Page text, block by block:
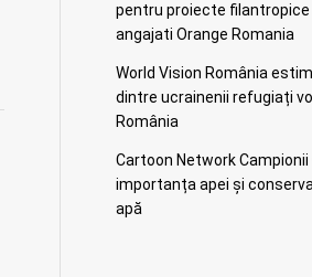
pentru proiecte
angajati Orange Romania
World Vision România
dintre ucrainenii refugiați
România
Cartoon Network
importanța apei și
apă